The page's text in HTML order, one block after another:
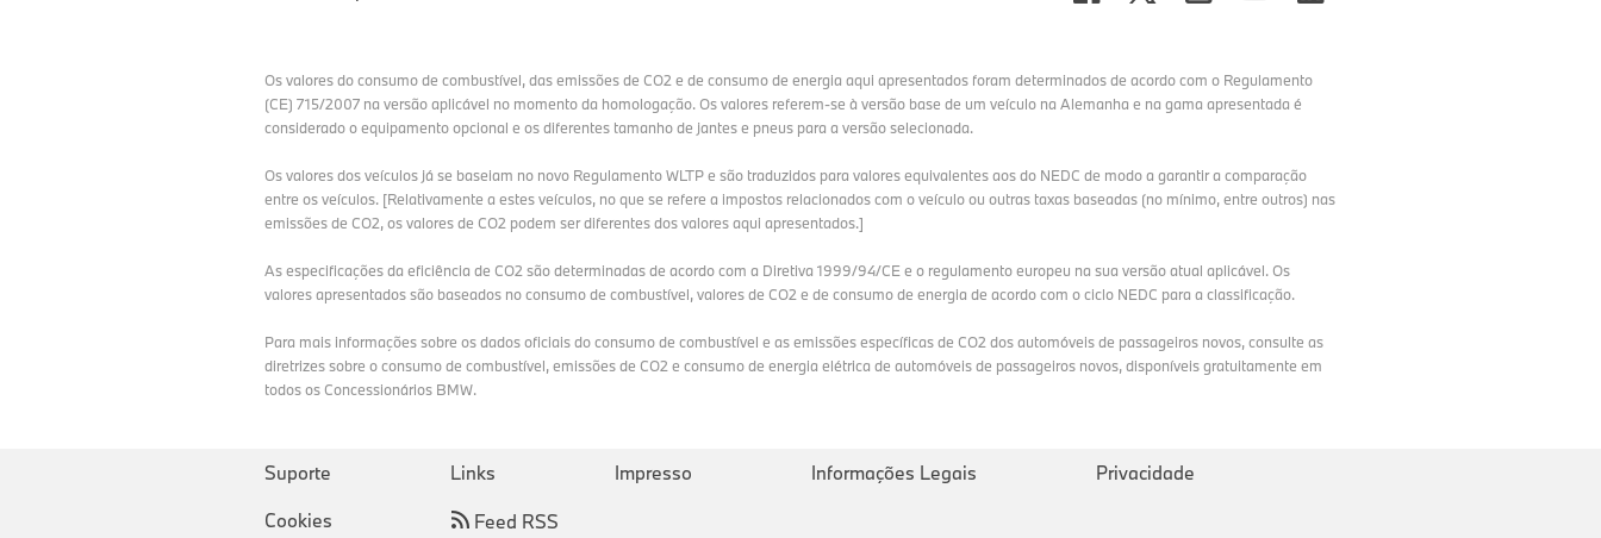
Os valores do consumo de combustível, das emissões de CO2 e de consumo de energia aqui apresentados foram determinados de acordo com o Regulamento
(CE) 715/2007 na versão aplicável no momento da homologação. Os valores referem-se à versão base de um veículo na Alemanha e na gama apresentada é
considerado o equipamento opcional e os diferentes tamanho de jantes e pneus para a versão selecionada.
Os valores dos veículos já se baseiam no novo Regulamento WLTP e são traduzidos para valores equivalentes aos do NEDC de modo a garantir a comparação
entre os veículos. [Relativamente a estes veículos, no que se refere a impostos relacionados com o veículo ou outras taxas baseadas (no mínimo, entre outros) nas
emissões de CO2, os valores de CO2 podem ser diferentes dos valores aqui apresentados.]
As especificações da eficiência de CO2 são determinadas de acordo com a Diretiva 1999/94/CE e o regulamento europeu na sua versão atual aplicável. Os
valores apresentados são baseados no consumo de combustível, valores de CO2 e de consumo de energia de acordo com o ciclo NEDC para a classificação.
Para mais informações sobre os dados oficiais do consumo de combustível e as emissões específicas de CO2 dos automóveis de passageiros novos, consulte as
diretrizes sobre o consumo de combustível, emissões de CO2 e consumo de energia elétrica de automóveis de passageiros novos, disponíveis gratuitamente em
todos os Concessionários BMW.
Suporte Links Impresso Informações Legais
Privacidade
Cookies
Feed RSS